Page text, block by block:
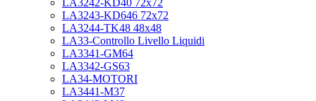
LA3242-KD40 72x72
LA3243-KD646 72x72
LA3244-TK48 48x48
LA33-Controllo Livello Liquidi
LA3341-GM64
LA3342-GS63
LA34-MOTORI
LA3441-M37